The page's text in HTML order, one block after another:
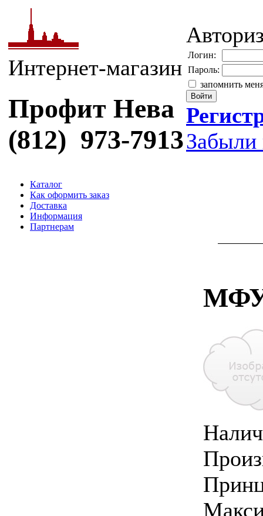
Интернет-магазин
Профит Нева
(812) 973-7913
Логин:
Пароль:
запомнить
Забыли
Каталог
Как оформить заказ
Доставка
Информация
Партнерам
МФУ